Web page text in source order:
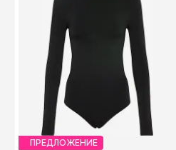
ПРЕДЛОЖЕНИЕ